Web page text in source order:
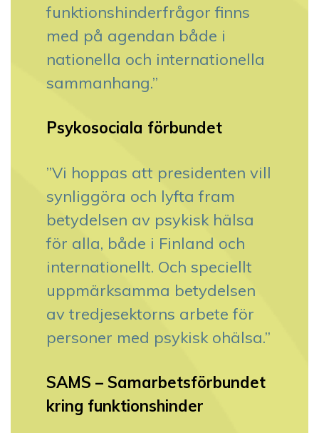
funktionshinderfrågor finns
med på agendan både i
nationella och internationella
sammanhang.”
Psykosociala förbundet
”Vi hoppas att presidenten vill
synliggöra och lyfta fram
betydelsen av psykisk hälsa
för alla, både i Finland och
internationellt. Och speciellt
uppmärksamma betydelsen
av tredjesektorns arbete för
personer med psykisk ohälsa.”
SAMS – Samarbetsförbundet
kring funktionshinder